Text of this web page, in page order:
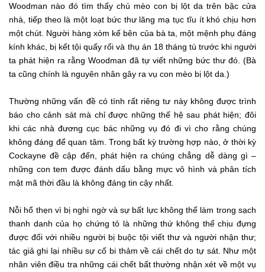
Woodman nào đó tìm thấy chú mèo con bị lột da trên bậc cửa
nhà, tiếp theo là một loạt bức thư lăng mạ tục tĩu ít khó chịu hơn
một chút. Người hàng xóm kế bên của bà ta, một mệnh phụ đáng
kính khác, bị kết tội quấy rối và thụ án 18 tháng tù trước khi người
ta phát hiện ra rằng Woodman đã tự viết những bức thư đó. (Bà
ta cũng chính là nguyên nhân gây ra vụ con mèo bị lột da.)
Thường những vấn đề có tính rất riêng tư này không được trình
báo cho cảnh sát mà chỉ được những thế hệ sau phát hiện; đôi
khi các nhà đương cục bác những vụ đó đi vì cho rằng chúng
không đáng để quan tâm. Trong bất kỳ trường hợp nào, ở thời kỳ
Cockayne đề cập đến, phát hiện ra chúng chẳng dễ dàng gì –
những con tem được đánh dấu bằng mực vô hình và phân tích
mật mã thời đầu là không đáng tin cậy nhất.
Nỗi hổ thẹn vì bị nghi ngờ và sự bất lực không thể làm trong sạch
thanh danh của họ chứng tỏ là những thứ không thể chịu đựng
được đối với nhiều người bị buộc tội viết thư và người nhận thư;
tác giả ghi lại nhiều sự cố bi thảm về cái chết do tự sát. Như một
nhân viên điều tra những cái chết bất thường nhận xét về một vụ